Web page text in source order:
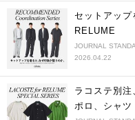
セットアップ
RELUME
JOURNAL
2026.04.22
ラコステ別注
ポロ、シャ